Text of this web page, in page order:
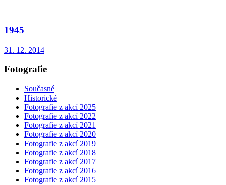
1945
31. 12. 2014
Fotografie
Současné
Historické
Fotografie z akcí 2025
Fotografie z akcí 2022
Fotografie z akcí 2021
Fotografie z akcí 2020
Fotografie z akcí 2019
Fotografie z akcí 2018
Fotografie z akcí 2017
Fotografie z akcí 2016
Fotografie z akcí 2015